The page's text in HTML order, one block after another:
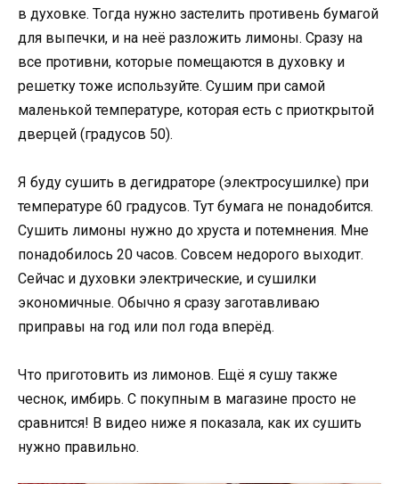
в духовке. Тогда нужно застелить противень бумагой
для выпечки, и на неё разложить лимоны. Сразу на
все противни, которые помещаются в духовку и
решетку тоже используйте. Сушим при самой
маленькой температуре, которая есть с приоткрытой
дверцей (градусов 50).
Я буду сушить в дегидраторе (электросушилке) при
температуре 60 градусов. Тут бумага не понадобится.
Сушить лимоны нужно до хруста и потемнения. Мне
понадобилось 20 часов. Совсем недорого выходит.
Сейчас и духовки электрические, и сушилки
экономичные. Обычно я сразу заготавливаю
приправы на год или пол года вперёд.
Что приготовить из лимонов. Ещё я сушу также
чеснок, имбирь. С покупным в магазине просто не
сравнится! В видео ниже я показала, как их сушить
нужно правильно.